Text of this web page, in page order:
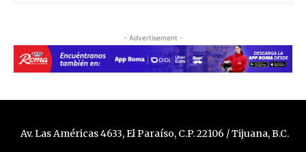
- Advertisement -
Av. Las Américas 4633, El Paraíso, C.P. 22106 / Tijuana, B.C.